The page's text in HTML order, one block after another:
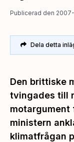
Publicerad den
Dela detta
Den brittiske
tvingades till
motargument
ministern
klimatfrågan